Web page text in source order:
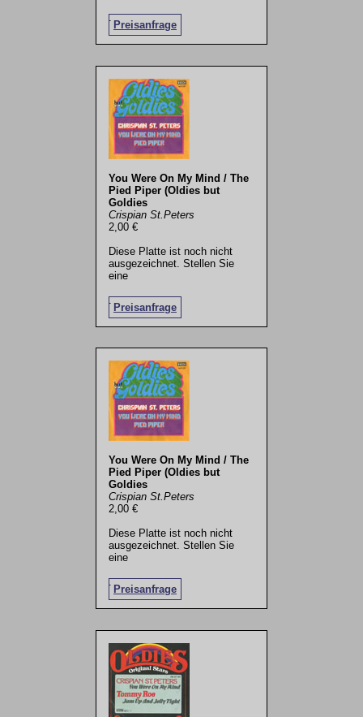
Preisanfrage
.
You Were On My Mind / The
Pied Piper (Oldies but
Goldies
Crispian St.Peters
2,00 €
Diese Platte ist noch nicht
ausgezeichnet. Stellen Sie
eine
Preisanfrage
.
You Were On My Mind / The
Pied Piper (Oldies but
Goldies
Crispian St.Peters
2,00 €
Diese Platte ist noch nicht
ausgezeichnet. Stellen Sie
eine
Preisanfrage
.